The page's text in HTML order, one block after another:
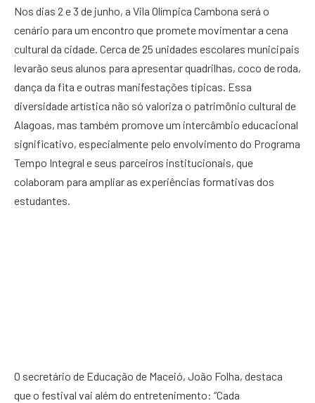
Nos dias 2 e 3 de junho, a Vila Olímpica Cambona será o
cenário para um encontro que promete movimentar a cena
cultural da cidade. Cerca de 25 unidades escolares municipais
levarão seus alunos para apresentar quadrilhas, coco de roda,
dança da fita e outras manifestações típicas. Essa
diversidade artística não só valoriza o patrimônio cultural de
Alagoas, mas também promove um intercâmbio educacional
significativo, especialmente pelo envolvimento do Programa
Tempo Integral e seus parceiros institucionais, que
colaboram para ampliar as experiências formativas dos
estudantes.
O secretário de Educação de Maceió, João Folha, destaca
que o festival vai além do entretenimento: “Cada